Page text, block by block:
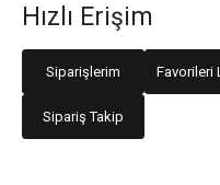
Hızlı Erişim
Siparişlerim Favorileri
Sipariş Takip